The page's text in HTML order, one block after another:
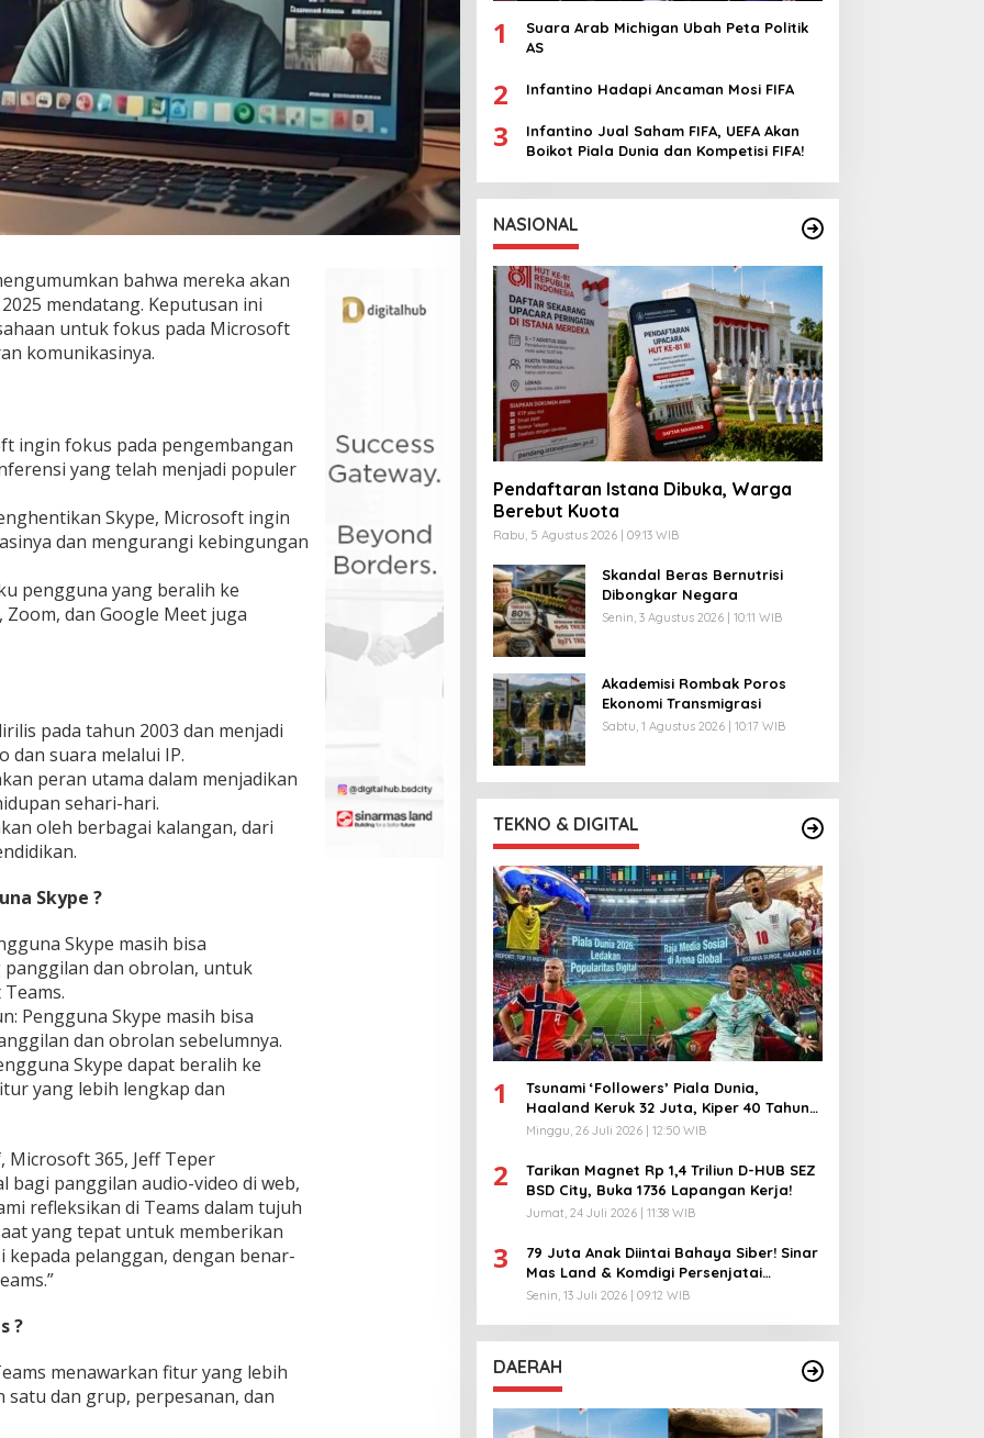
bahwa mereka akan
mendatang. Keputusan ini
untuk fokus pada Microsoft
komunikasinya.
ingin fokus pada pengembangan
yang telah menjadi populer
Skype, Microsoft ingin
dan mengurangi kebingungan
pengguna yang beralih ke
dan Google Meet juga
pada tahun 2003 dan menjadi
dan suara melalui IP.
peran utama dalam menjadikan
sehari-hari.
oleh berbagai kalangan, dari
Skype ?
Skype masih bisa
dan obrolan, untuk
Pengguna Skype masih bisa
dan obrolan sebelumnya.
Skype dapat beralih ke
yang lebih lengkap dan
Microsoft 365, Jeff Teper
bagi panggilan audio-video di web,
refleksikan di Teams dalam tujuh
yang tepat untuk memberikan
kepada pelanggan, dengan benar-
?
menawarkan fitur yang lebih
dan grup, perpesanan, dan
1
Suara Arab Michigan Ubah Peta Politik
AS
2 Infantino Hadapi Ancaman Mosi FIFA
3
Infantino Jual Saham FIFA, UEFA Akan
Boikot Piala Dunia dan Kompetisi FIFA!
NASIONAL
Pendaftaran Istana Dibuka, Warga
Berebut Kuota
Rabu, 5 Agustus 2026 | 09:13 WIB
Skandal Beras Bernutrisi
Dibongkar Negara
Senin, 3 Agustus 2026 | 10:11 WIB
Akademisi Rombak Poros
Ekonomi Transmigrasi
Sabtu, 1 Agustus 2026 | 10:17 WIB
TEKNO & DIGITAL
1
Tsunami ‘Followers’ Piala Dunia,
Haaland Keruk 32 Juta, Kiper 40 Tahun
Bikin Geger!
Minggu, 26 Juli 2026 | 12:50 WIB
2
Tarikan Magnet Rp 1,4 Triliun D-HUB SEZ
BSD City, Buka 1736 Lapangan Kerja!
Jumat, 24 Juli 2026 | 11:38 WIB
3
79 Juta Anak Diintai Bahaya Siber! Sinar
Mas Land & Komdigi Persenjatai
Ratusan Guru!
Senin, 13 Juli 2026 | 09:12 WIB
DAERAH